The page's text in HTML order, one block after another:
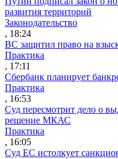
развития территорий
Законодательство
, 18:24
ВС защитил право на
Практика
, 17:11
Сбербанк планирует
Практика
, 16:53
Суд пересмотрит дело о
решение МКАС
Практика
, 16:05
Суд ЕС истолкует